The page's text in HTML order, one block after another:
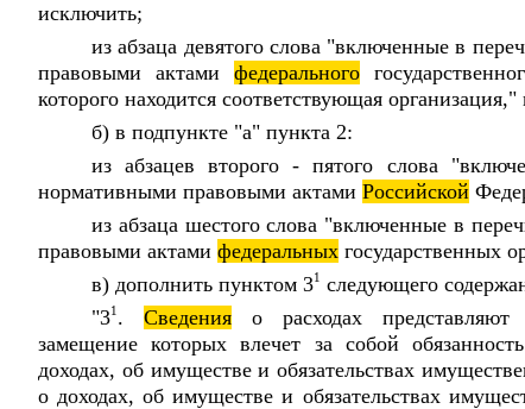
исключить;
из абзаца девятого слова "включенные в
правовыми актами федерального
которого находится соответствующая
б) в подпункте "а" пункта 2:
из абзацев второго - пятого слова
нормативными правовыми актами Российской
из абзаца шестого слова "включенные в
правовыми актами федеральных государственных
в) дополнить пунктом 31 следующего
"31 . Сведения о расходах
замещение которых влечет за собой
доходах, об имуществе и обязательствах
о доходах, об имуществе и обязательствах